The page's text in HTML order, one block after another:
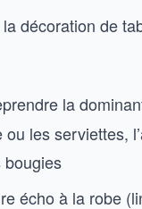
décoration de
la
les serviettes,
bougies
écho à la robe